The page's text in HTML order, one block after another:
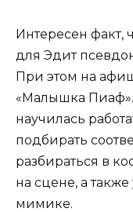
Интересен факт,
для Эдит
При этом на
«Малышка
научилась
подбирать
разбираться в
на сцене, а
мимике.